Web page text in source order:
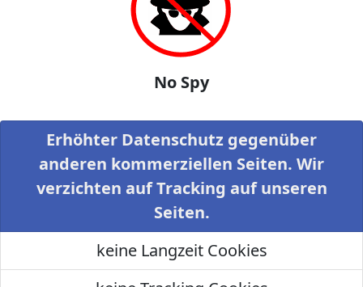
No Spy
Erhöhter Datenschutz gegenüber
anderen kommerziellen Seiten. Wir
verzichten auf Tracking auf unseren
Seiten.
keine Langzeit Cookies